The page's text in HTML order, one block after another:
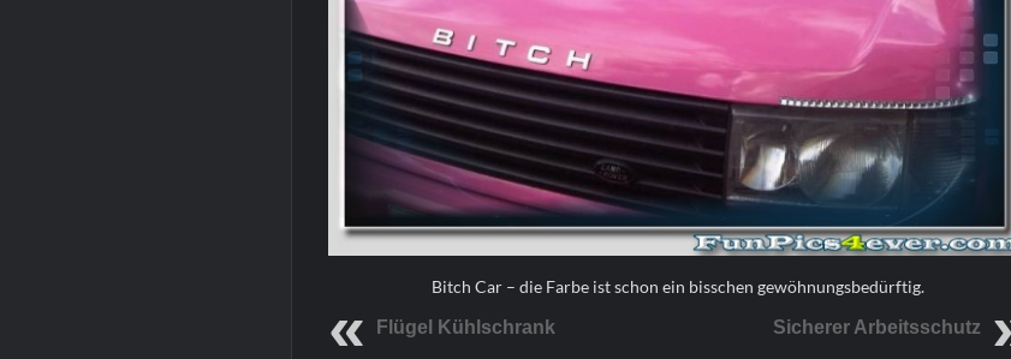
Bitch Car – die Farbe ist schon ein bisschen gewöhnungsbedürftig.
Flügel Kühlschrank
Sicherer Arbeitsschutz